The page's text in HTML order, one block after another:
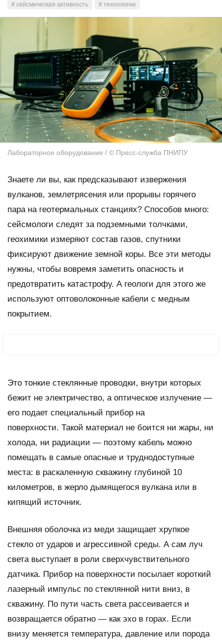
# сейсмическая активность
# технологии
Лабораторное оборудование / © Пресс-служба ПНИПУ
Знаете ли вы, как предсказывают извержения
вулканов, землетрясения или прорывы горячего
пара на геотермальных станциях? Способов много:
сейсмологи следят за подземными толчками,
геохимики измеряют состав газов, спутники
фиксируют движение земной коры. Все эти методы
нужны, чтобы вовремя заметить опасность и
предотвратить катастрофу. А геологи для этого же
используют оптоволоконные кабели с медным
покрытием.
Это тонкие стеклянные проводки, внутри которых
бежит не электричество, а оптическое излучение —
его подает специальный прибор на
поверхности. Такой материал не боится ни жары, ни
холода, ни радиации — поэтому кабель можно
помещать в самые опасные и труднодоступные
места: в раскаленную скважину глубиной 10
километров, в жерло дымящегося вулкана или в
кипящий источник.
Внешняя оболочка из меди защищает хрупкое
стекло от ударов и агрессивной среды. А сам луч
света выступает в роли сверхчувствительного
датчика. Прибор на поверхности посылает короткий
лазерный импульс по стеклянной нити вниз, в
скважину. По пути часть света рассеивается и
возвращается обратно — как эхо в горах. Если
внизу меняется температура, давление или порода